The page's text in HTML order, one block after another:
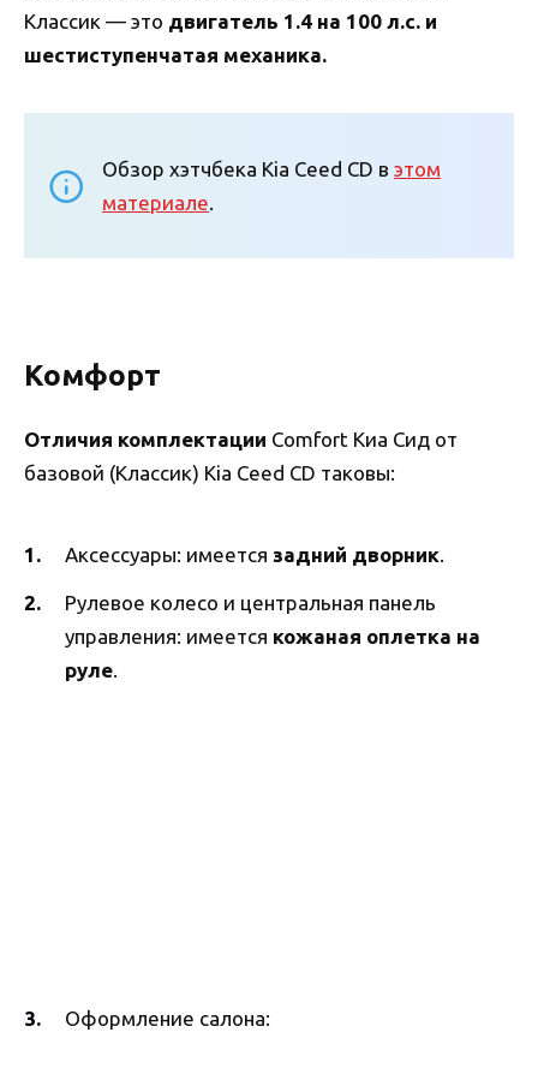
Классик — это двигатель 1.4 на 100 л.с. и
шестиступенчатая механика.
Обзор хэтчбека Kia Ceed CD в этом
материале
Комфорт
Отличия комплектации Comfort Киа Сид от
базовой (Классик) Kia Ceed CD таковы:
Аксессуары: имеется задний дворник.
Рулевое колесо и центральная панель
управления: имеется кожаная оплетка на
руле.
Оформление салона: